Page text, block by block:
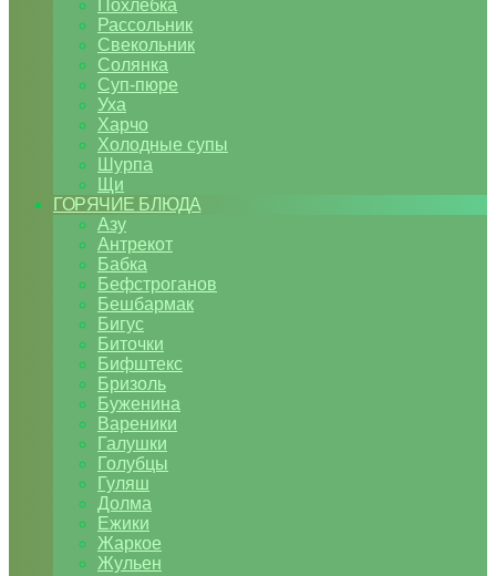
Похлебка
Рассольник
Свекольник
Солянка
Суп-пюре
Уха
Харчо
Холодные супы
Шурпа
Щи
ГОРЯЧИЕ БЛЮДА
Азу
Антрекот
Бабка
Бефстроганов
Бешбармак
Бигус
Биточки
Бифштекс
Бризоль
Буженина
Вареники
Галушки
Голубцы
Гуляш
Долма
Ежики
Жаркое
Жульен